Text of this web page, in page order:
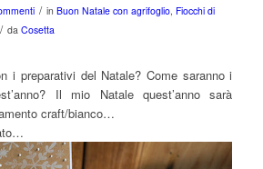
/ in Buon Natale con agrifoglio, Fiocchi di
/ da Cosetta
i preparativi del Natale? Come saranno i
Il mio Natale quest’anno sarà
craft/bianco…